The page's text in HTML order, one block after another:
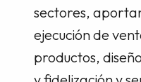
sectores,
ejecución de
productos,